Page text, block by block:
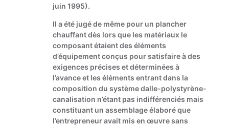
juin 1995).
Il a été jugé de même pour un plancher
chauffant dès lors que les matériaux le
composant étaient des éléments
d’équipement conçus pour satisfaire à des
exigences précises et déterminées à
l’avance et les éléments entrant dans la
composition du système dalle-polystyrène-
canalisation n’étant pas indifférenciés mais
constituant un assemblage élaboré que
l’entrepreneur avait mis en œuvre sans